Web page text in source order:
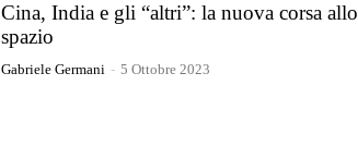
Cina, India e gli “altri”: la nuova corsa allo
spazio
Gabriele Germani - 5 Ottobre 2023